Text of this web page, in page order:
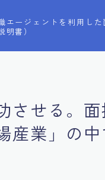
エージェントを利用し
明書）
させる。
産業」の